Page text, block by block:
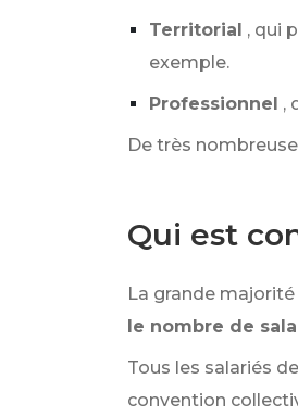
Territorial , qui
exemple.
Professionnel ,
De très
Qui est
La grande
le nombre de
Tous les salariés
convention